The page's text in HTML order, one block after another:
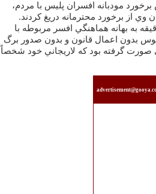
مودبانه افسران پليس با مردم،
از برخورد محترمانه دريغ كردند.
اتوبوس «دولت اميد» 30 دقيقه به بهانه هماهنگي افسر مربوطه با
بدون اعمال قانون و بدون صدور برگ
صورت گرفته بود كه لاريجاني خود شخصاً